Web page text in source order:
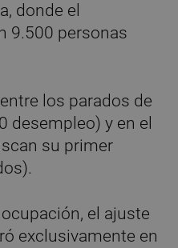
donde el
9.500 personas
los parados de
desempleo) y en el
su primer
el ajuste
exclusivamente en